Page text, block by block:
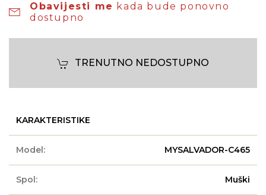
Obavijesti me kada bude ponovno
dostupno
TRENUTNO NEDOSTUPNO
KARAKTERISTIKE
Model: MYSALVADOR-C465
Spol: Muški